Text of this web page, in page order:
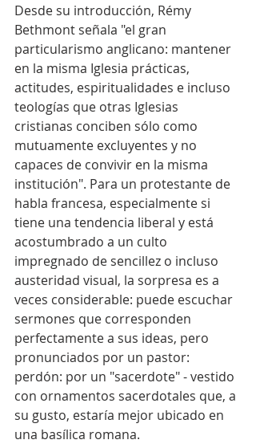
Desde su introducción, Rémy
Bethmont señala "el gran
particularismo anglicano: mantener
en la misma Iglesia prácticas,
actitudes, espiritualidades e incluso
teologías que otras Iglesias
cristianas conciben sólo como
mutuamente excluyentes y no
capaces de convivir en la misma
institución". Para un protestante de
habla francesa, especialmente si
tiene una tendencia liberal y está
acostumbrado a un culto
impregnado de sencillez o incluso
austeridad visual, la sorpresa es a
veces considerable: puede escuchar
sermones que corresponden
perfectamente a sus ideas, pero
pronunciados por un pastor:
perdón: por un "sacerdote" - vestido
con ornamentos sacerdotales que, a
su gusto, estaría mejor ubicado en
una basílica romana.